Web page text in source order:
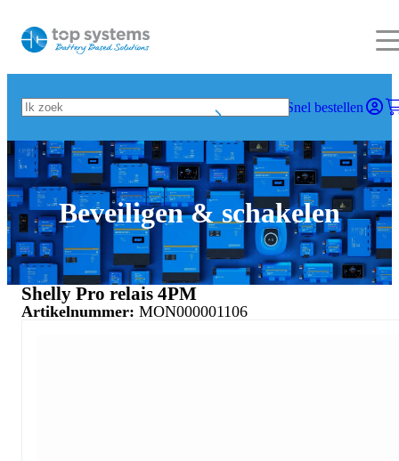
Snel bestellen
Beveiligen & schakelen
Shelly Pro relais 4PM
Artikelnummer: MON000001106